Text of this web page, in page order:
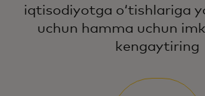
iqtisodiyotga oʻtishlariga
uchun hamma uchun
kengaytiring